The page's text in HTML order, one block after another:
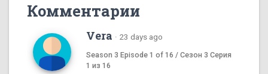
Комментарии
Vera · 23 days ago
Season 3 Episode 1 of 16 / Сезон 3 Серия
1 из 16